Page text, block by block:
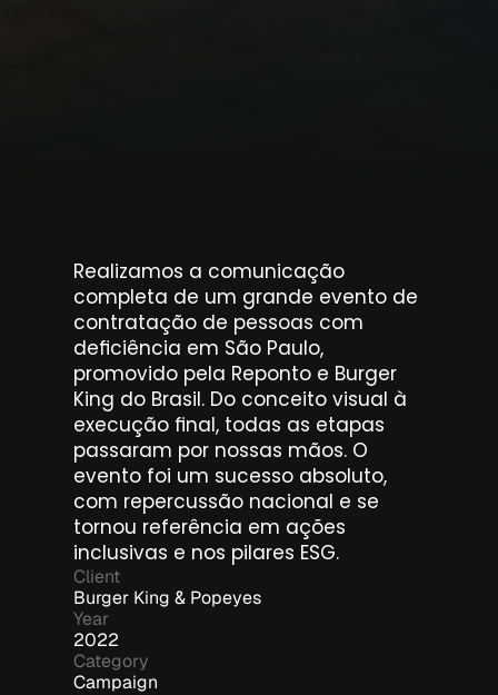
Realizamos a comunicação
completa de um grande evento de
contratação de pessoas com
deficiência em São Paulo,
promovido pela Reponto e Burger
King do Brasil. Do conceito visual à
execução final, todas as etapas
passaram por nossas mãos. O
evento foi um sucesso absoluto,
com repercussão nacional e se
tornou referência em ações
inclusivas e nos pilares ESG.
Client
Burger King & Popeyes
Year
2022
Category
Campaign